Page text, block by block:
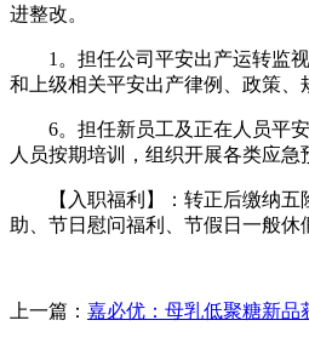
进整改。
1。担任公司平安出产运转监视
和上级相关平安出产律例、政策、
6。担任新员工及正在人员平安
人员按期培训，组织开展各类应急
【入职福利】：转正后缴纳五
助、节日慰问福利、节假日一般休
上一篇： 嘉必优：母乳低聚糖新品